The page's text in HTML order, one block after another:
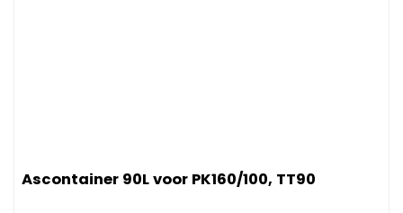
Ascontainer 90L voor PK160/100, TT90